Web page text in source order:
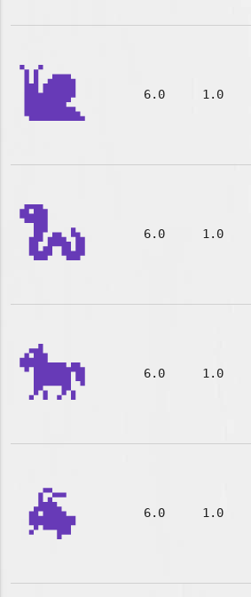
🐌 6.0 1.0
🐍 6.0 1.0
🐎 6.0 1.0
🐐 6.0 1.0